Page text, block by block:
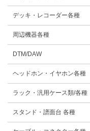
デッキ・レコーダー各種
周辺機器各種
DTM/DAW
ヘッドホン・イヤホン各種
ラック・汎用ケース類/各種
スタンド・譜面台 各種